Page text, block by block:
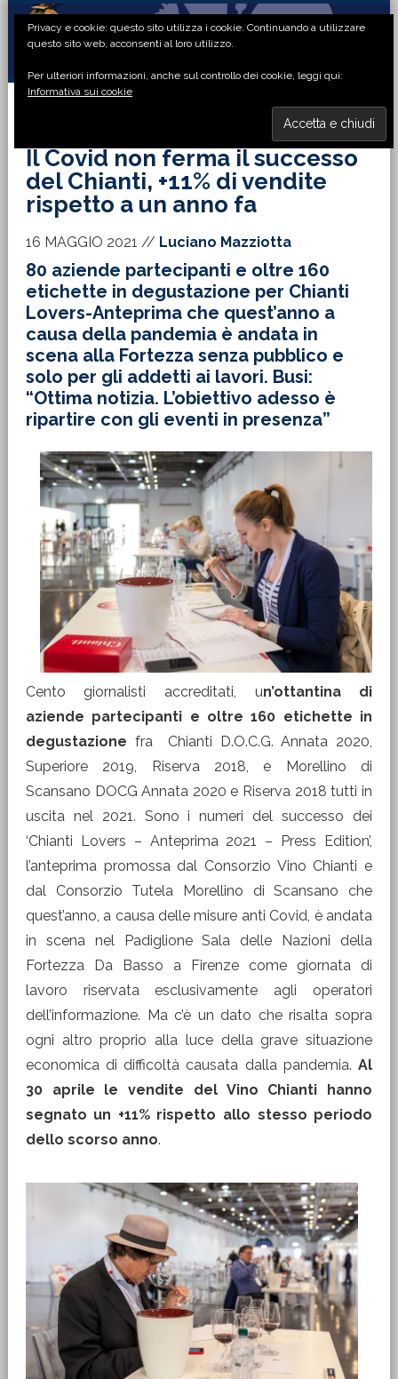
Passa
primaria
Passa
principale
Passa
laterale
Passa
di
Il Covid non ferma il successo
del Chianti, +11% di vendite
rispetto a un anno fa
16 MAGGIO 2021 // Luciano Mazziotta
80 aziende partecipanti e oltre 160
etichette in degustazione per Chianti
Lovers-Anteprima che quest’anno a
causa della pandemia è andata in
scena alla Fortezza senza pubblico e
solo per gli addetti ai lavori. Busi:
“Ottima notizia. L’obiettivo adesso è
ripartire con gli eventi in presenza”
Cento giornalisti accreditati, un’ottantina di
aziende partecipanti e oltre 160 etichette in
degustazione fra Chianti D.O.C.G. Annata 2020,
Superiore 2019, Riserva 2018, e Morellino di
Scansano DOCG Annata 2020 e Riserva 2018 tutti in
uscita nel 2021. Sono i numeri del successo dei
‘Chianti Lovers – Anteprima 2021 – Press Edition’,
l’anteprima promossa dal Consorzio Vino Chianti e
dal Consorzio Tutela Morellino di Scansano
che
quest’anno, a causa delle misure anti Covid, è andata
in scena nel Padiglione Sala delle Nazioni della
Fortezza Da Basso a Firenze come giornata di
lavoro riservata esclusivamente agli operatori
dell’informazione. Ma c’è un dato che risalta sopra
ogni altro proprio alla luce della grave situazione
economica di difficoltà causata dalla pandemia.Al
30 aprile le vendite del Vino Chianti hanno
segnato un +11% rispetto allo stesso periodo
dello scorso anno.
Privacy e cookie: questo sito utilizza i cookie. Continuando a utilizzare
questo sito web, acconsenti al loro utilizzo.
Per ulteriori informazioni, anche sul controllo dei cookie, leggi qui:
Informativa sui cookie